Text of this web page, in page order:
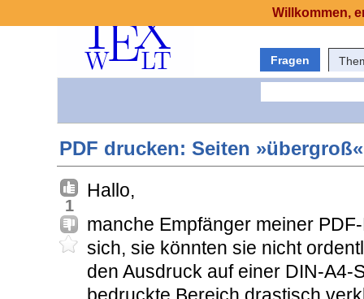
Fragen
PDF drucken: Seiten »übergroß«
1
Hallo,
manche Empfänger meiner
sich, sie könnten sie nicht
den Ausdruck auf einer DIN-A4-
Willkommen,